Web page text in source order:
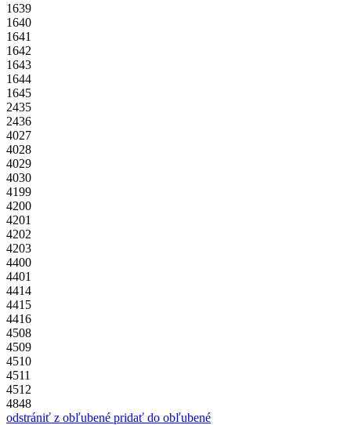
1639
1640
1641
1642
1643
1644
1645
2435
2436
4027
4028
4029
4030
4199
4200
4201
4202
4203
4400
4401
4414
4415
4416
4508
4509
4510
4511
4512
4848
odstrániť z obľubené pridať do obľubené